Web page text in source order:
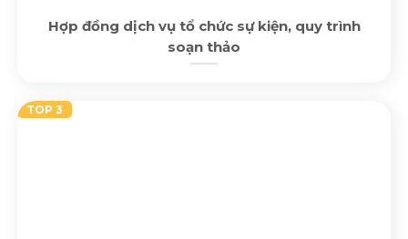
Hợp đồng dịch vụ tổ chức sự kiện, quy trình
soạn thảo